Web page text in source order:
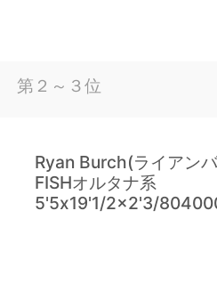
第２～３位
Ryan Burch(ライアン
FISHオルタナ系
5'5x19'1/2x2'3/